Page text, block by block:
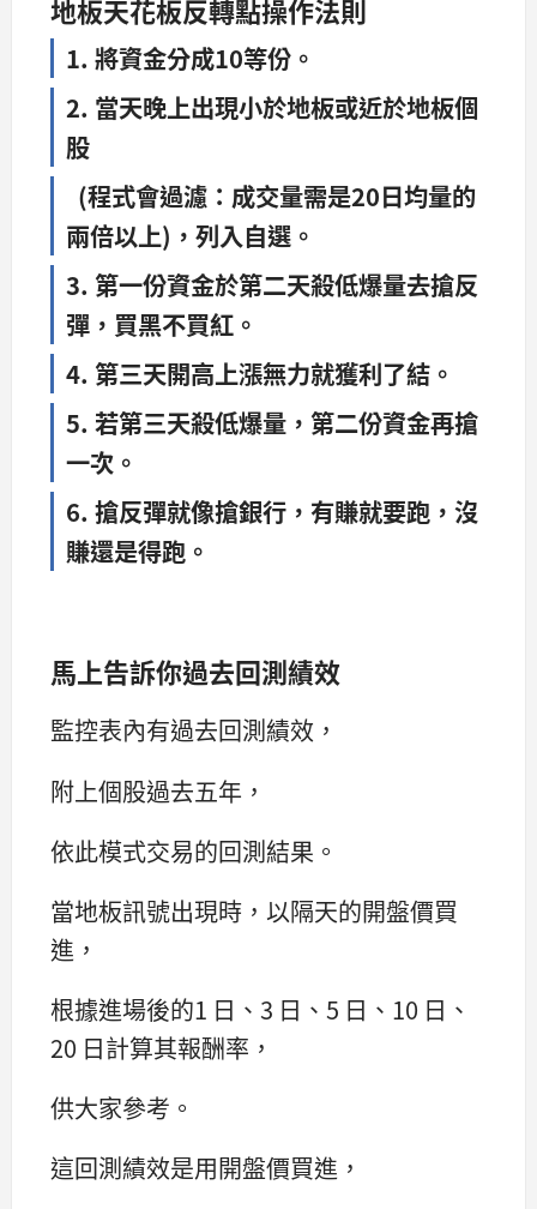
地板天花板反轉點操作法則
1. 將資金分成10等份。
2. 當天晚上出現小於地板或近於地板個
股
(程式會過濾：成交量需是20日均量的
兩倍以上)，列入自選。
3. 第一份資金於第二天殺低爆量去搶反
彈，買黑不買紅。
4. 第三天開高上漲無力就獲利了結。
5. 若第三天殺低爆量，第二份資金再搶
一次。
6. 搶反彈就像搶銀行，有賺就要跑，沒
賺還是得跑。
馬上告訴你過去回測績效
監控表內有過去回測績效，
附上個股過去五年，
依此模式交易的回測結果。
當地板訊號出現時，以隔天的開盤價買
進，
根據進場後的1 日、3 日、5 日、10 日、
20 日計算其報酬率，
供大家參考。
這回測績效是用開盤價買進，